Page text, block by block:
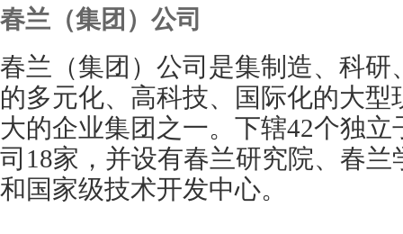
春兰（集团）公司
春兰（集团）公司是集制造、科研
的多元化、高科技、国际化的大型
大的企业集团之一。下辖42个独
司18家，并设有春兰研究院、春
和国家级技术开发中心。